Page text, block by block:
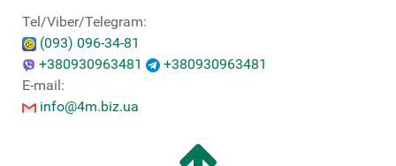
Tel/Viber/Telegram:
(093) 096-34-81
+380930963481
+380930963481
E-mail:
info@4m.biz.ua